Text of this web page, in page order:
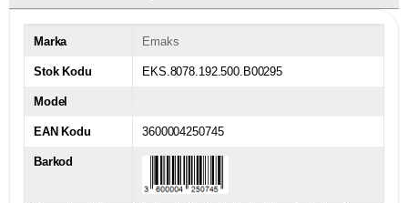
Marka Emaks
Stok Kodu EKS.8078.192.500.B00295
Model
EAN Kodu 3600004250745
Barkod